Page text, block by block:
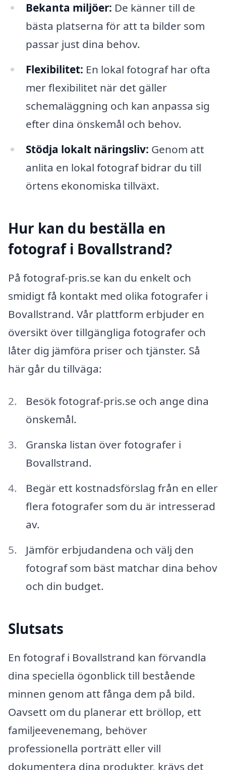
Bekanta miljöer: De känner till de
bästa platserna för att ta bilder som
passar just dina behov.
Flexibilitet: En lokal fotograf har ofta
mer flexibilitet när det gäller
schemaläggning och kan anpassa sig
efter dina önskemål och behov.
Stödja lokalt näringsliv: Genom att
anlita en lokal fotograf bidrar du till
örtens ekonomiska tillväxt.
Hur kan du beställa en
fotograf i Bovallstrand?
På fotograf-pris.se kan du enkelt och
smidigt få kontakt med olika fotografer i
Bovallstrand. Vår plattform erbjuder en
översikt över tillgängliga fotografer och
låter dig jämföra priser och tjänster. Så
här går du tillväga:
Besök fotograf-pris.se och ange dina
önskemål.
Granska listan över fotografer i
Bovallstrand.
Begär ett kostnadsförslag från en eller
flera fotografer som du är intresserad
av.
Jämför erbjudandena och välj den
fotograf som bäst matchar dina behov
och din budget.
Slutsats
En fotograf i Bovallstrand kan förvandla
dina speciella ögonblick till bestående
minnen genom att fånga dem på bild.
Oavsett om du planerar ett bröllop, ett
familjeevenemang, behöver
professionella porträtt eller vill
dokumentera dina produkter, krävs det